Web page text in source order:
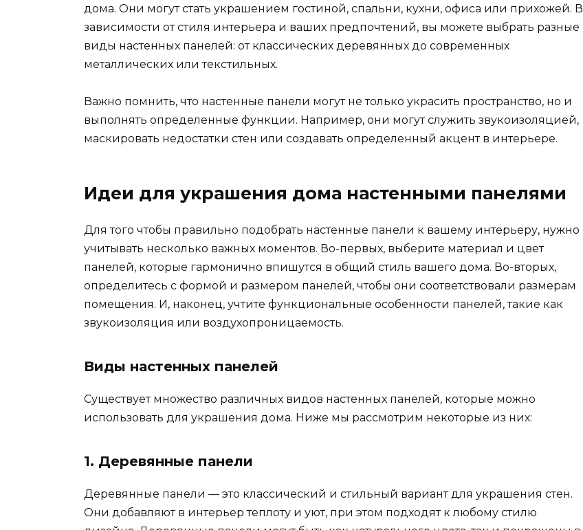
дома. Они могут стать украшением гостиной, спальни, кухни, офиса или прихожей. В
зависимости от стиля интерьера и ваших предпочтений, вы можете выбрать разные
виды настенных панелей: от классических деревянных до современных
металлических или текстильных.
Важно помнить, что настенные панели могут не только украсить пространство, но и
выполнять определенные функции. Например, они могут служить звукоизоляцией,
маскировать недостатки стен или создавать определенный акцент в интерьере.
Идеи для украшения дома настенными панелями
Для того чтобы правильно подобрать настенные панели к вашему интерьеру, нужно
учитывать несколько важных моментов. Во-первых, выберите материал и цвет
панелей, которые гармонично впишутся в общий стиль вашего дома. Во-вторых,
определитесь с формой и размером панелей, чтобы они соответствовали размерам
помещения. И, наконец, учтите функциональные особенности панелей, такие как
звукоизоляция или воздухопроницаемость.
Виды настенных панелей
Существует множество различных видов настенных панелей, которые можно
использовать для украшения дома. Ниже мы рассмотрим некоторые из них:
1. Деревянные панели
Деревянные панели — это классический и стильный вариант для украшения стен.
Они добавляют в интерьер теплоту и уют, при этом подходят к любому стилю